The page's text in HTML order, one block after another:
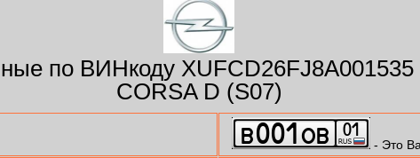
по ВИНкоду XUFCD26FJ8A001535
CORSA D (S07)
- Это